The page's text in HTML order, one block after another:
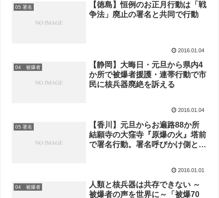
05 署名
【徳島】恒例のお正月行動は「戦
争法」廃止の署名と共同で行動
2016.01.04
04 被爆者
【静岡】大晦日・元旦から県内4
か所で被爆者援護・連帯行動で市
民に核兵器廃絶を訴える
2016.01.04
05 署名
【香川】元旦からお遍路88か所
結願寺の大窪寺『原爆の火』塔前
で署名行動。署名呼びかけ側と応
2016.01.01
04 被爆者
人類と核兵器は共存できない ～
被爆者の声を世界に～「被爆70